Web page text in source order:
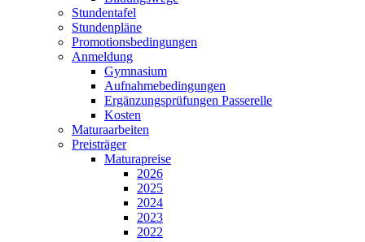
Stundentafel
Stundenpläne
Promotionsbedingungen
Anmeldung
Gymnasium
Aufnahmebedingungen
Ergänzungsprüfungen Passerelle
Kosten
Maturaarbeiten
Preisträger
Maturapreise
2026
2025
2024
2023
2022